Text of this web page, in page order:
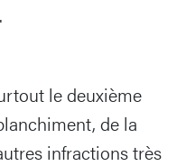
le deuxième
de la
infractions très